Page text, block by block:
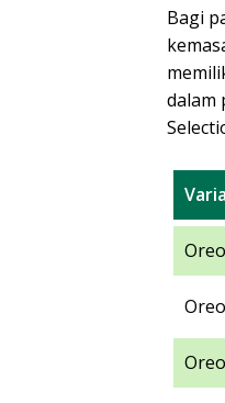
Bagi
dalam